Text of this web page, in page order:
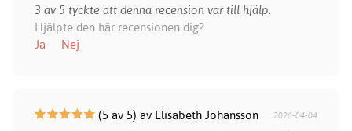
3 av 5 tyckte att denna recension var till hjälp.
Hjälpte den här recensionen dig?
Ja
Nej
(5 av 5) av Elisabeth Johansson 2026-04-04